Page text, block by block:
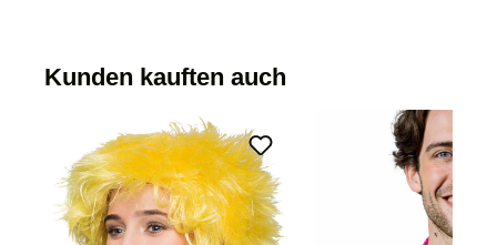
Kunden kauften auch